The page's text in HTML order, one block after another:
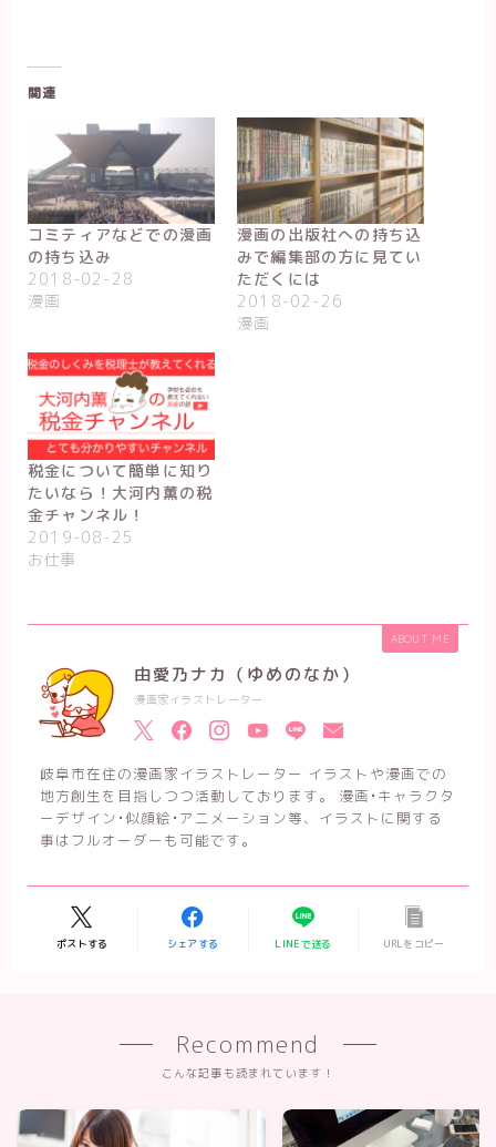
関連
コミティアなどでの漫画
の持ち込み
2018-02-28
漫画
漫画の出版社への持ち込
みで編集部の方に見てい
ただくには
2018-02-26
漫画
税金について簡単に知り
たいなら！大河内薫の税
金チャンネル！
2019-08-25
お仕事
ABOUT ME
由愛乃ナカ（ゆめのなか）
漫画家イラストレーター
岐阜市在住の漫画家イラストレーター イラストや漫画での
地方創生を目指しつつ活動しております。 漫画•キャラクタ
ーデザイン•似顔絵•アニメーション等、イラストに関する
事はフルオーダーも可能です。
ポストする シェアする LINEで送る URLをコピー
Recommend
こんな記事も読まれています！